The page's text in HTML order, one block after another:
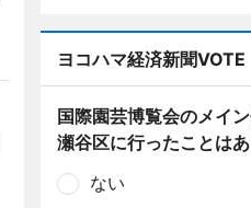
ヨコハマ経済新聞VOTE
国際園芸博覧会のメイ
瀬谷区に行ったことは
ない